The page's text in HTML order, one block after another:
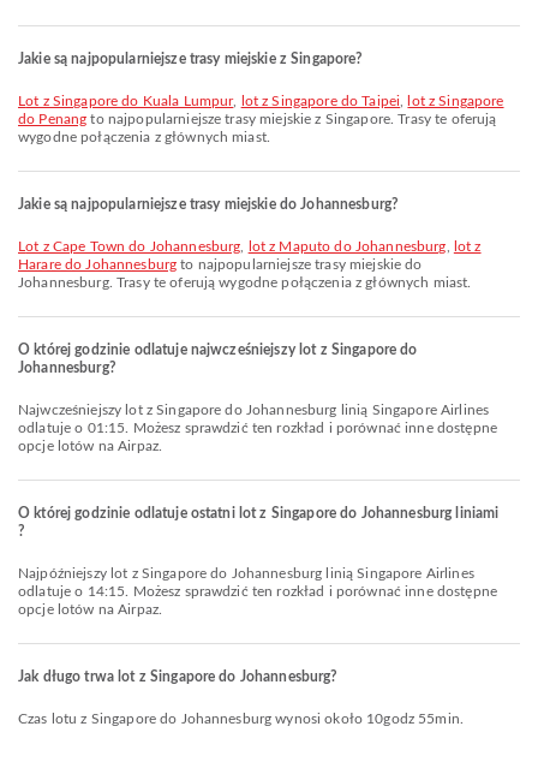
Jakie są najpopularniejsze trasy miejskie z Singapore?
lot z Singapore do Kuala Lumpur, lot z Singapore do Taipei
lot z Singapore
do Penang to najpopularniejsze trasy miejskie z Singapore. Trasy te oferują
wygodne połączenia z głównych miast.
Jakie są najpopularniejsze trasy miejskie do Johannesburg?
lot z Cape Town do Johannesburg lot z Maputo do Johannesburg
lot z
Harare do Johannesburg to najpopularniejsze trasy miejskie do
Johannesburg. Trasy te oferują wygodne połączenia z głównych miast.
O której godzinie odlatuje najwcześniejszy lot z Singapore do
Johannesburg?
Najwcześniejszy lot z Singapore do Johannesburg linią Singapore Airlines
odlatuje o 01:15. Możesz sprawdzić ten rozkład i porównać inne dostępne
opcje lotów na Airpaz.
O której godzinie odlatuje ostatni lot z Singapore do Johannesburg liniami
?
Najpóźniejszy lot z Singapore do Johannesburg linią Singapore Airlines
odlatuje o 14:15. Możesz sprawdzić ten rozkład i porównać inne dostępne
opcje lotów na Airpaz.
Jak długo trwa lot z Singapore do Johannesburg?
Czas lotu z Singapore do Johannesburg wynosi około 10godz 55min.